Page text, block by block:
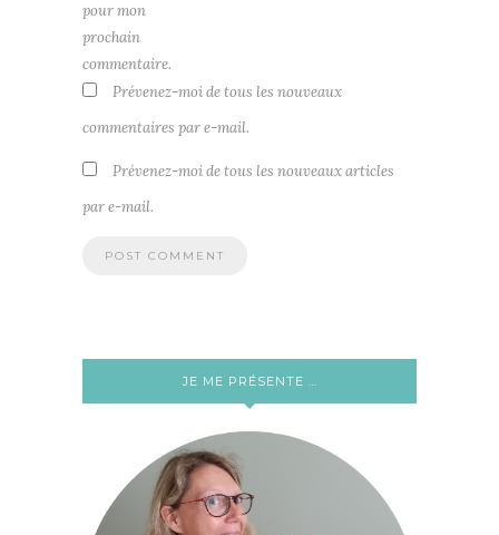
pour mon
prochain
commentaire.
Prévenez-moi de tous les nouveaux
commentaires par e-mail.
Prévenez-moi de tous les nouveaux articles
par e-mail.
JE ME PRÉSENTE …